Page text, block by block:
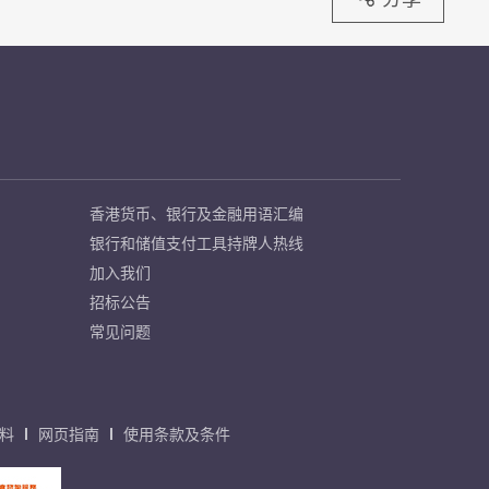
香港货币、银行及金融用语汇编
银行和储值支付工具持牌人热线
加入我们
招标公告
常见问题
网页指南 使用条款及条件